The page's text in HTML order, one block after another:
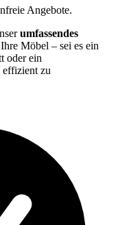
Angebote.
umfassendes
Möbel – sei es ein
oder ein
effizient zu